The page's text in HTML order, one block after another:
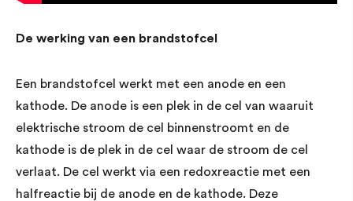
De werking van een brandstofcel
Een brandstofcel werkt met een anode en een
kathode. De anode is een plek in de cel van waaruit
elektrische stroom de cel binnenstroomt en de
kathode is de plek in de cel waar de stroom de cel
verlaat. De cel werkt via een redoxreactie met een
halfreactie bij de anode en de kathode. Deze